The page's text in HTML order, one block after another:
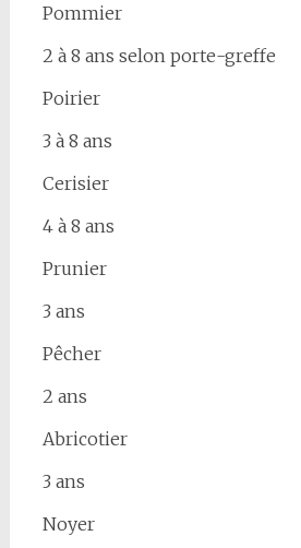
Pommier
2 à 8 ans selon porte-greffe
Poirier
3 à 8 ans
Cerisier
4 à 8 ans
Prunier
3 ans
Pêcher
2 ans
Abricotier
3 ans
Noyer